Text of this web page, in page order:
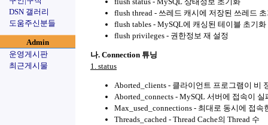
DSN 갤러리
도움주신분들
Admin
운영게시판
최근게시물
flush thread - 쓰레드 캐시에 저장된 쓰레드
flush tables - MySQL에 캐싱된 테이블 초기화
flush privileges - 권한정보 재 설정
나. Connection 튜닝
1. status
Aborted_clients - 클라이언트 프로그램이 비
Aborted_connects - MySQL 서버에 접속이 실
Max_used_connections - 최대로 동시에 접속
Threads_cached - Thread Cache의 Thread 수